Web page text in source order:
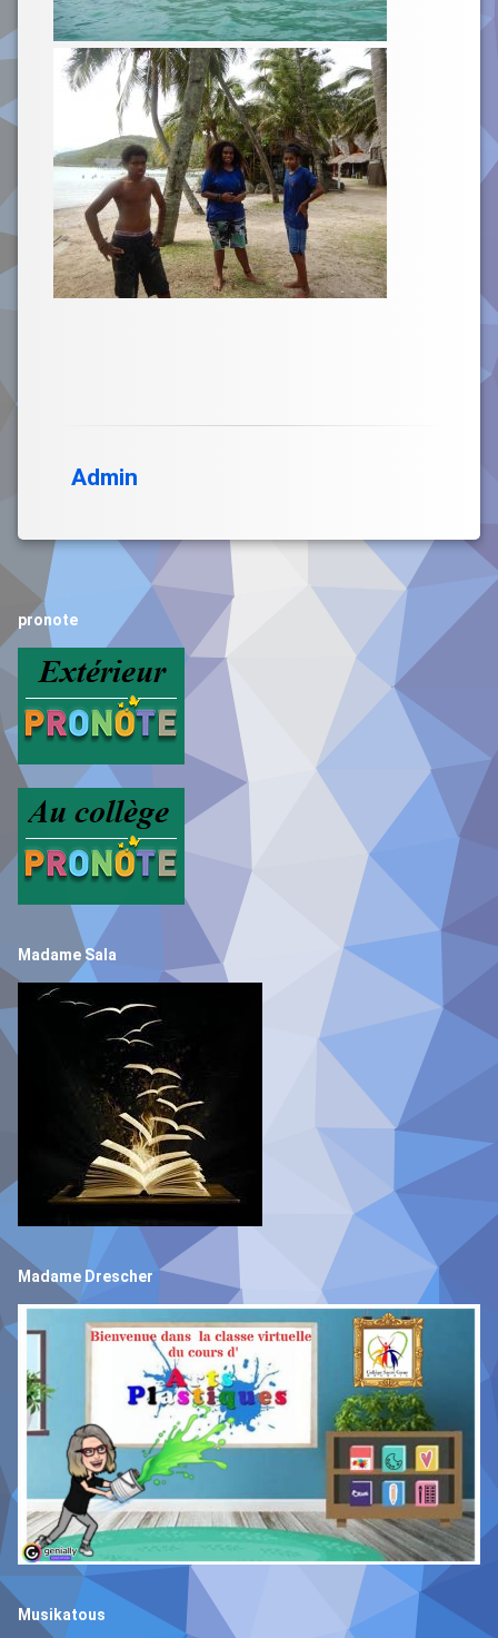
Admin
pronote
Madame Sala
Madame Drescher
Musikatous